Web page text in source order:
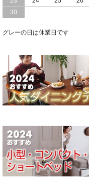
2024/01/24
チェスト ベッド
30
グレーの日は休業日です